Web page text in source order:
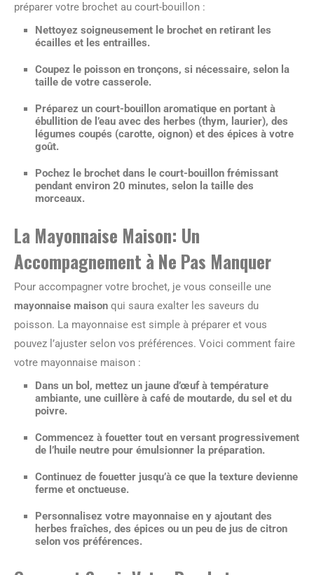
préparer votre brochet au court-bouillon :
Nettoyez soigneusement le brochet en retirant les
écailles et les entrailles.
Coupez le poisson en tronçons, si nécessaire, selon la
taille de votre casserole.
Préparez un court-bouillon aromatique en portant à
ébullition de l’eau avec des herbes (thym, laurier), des
légumes coupés (carotte, oignon) et des épices à votre
goût.
Pochez le brochet dans le court-bouillon frémissant
pendant environ 20 minutes, selon la taille des
morceaux.
La Mayonnaise Maison: Un
Accompagnement à Ne Pas Manquer
Pour accompagner votre brochet, je vous conseille une
mayonnaise maison qui saura exalter les saveurs du
poisson. La mayonnaise est simple à préparer et vous
pouvez l’ajuster selon vos préférences. Voici comment faire
votre mayonnaise maison :
Dans un bol, mettez un jaune d’œuf à température
ambiante, une cuillère à café de moutarde, du sel et du
poivre.
Commencez à fouetter tout en versant progressivement
de l’huile neutre pour émulsionner la préparation.
Continuez de fouetter jusqu’à ce que la texture devienne
ferme et onctueuse.
Personnalisez votre mayonnaise en y ajoutant des
herbes fraîches, des épices ou un peu de jus de citron
selon vos préférences.